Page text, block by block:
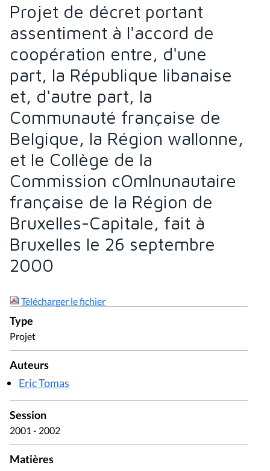
Projet de décret portant
assentiment à l'accord de
coopération entre, d'une
part, la République libanaise
et, d'autre part, la
Communauté française de
Belgique, la Région wallonne,
et le Collège de la
Commission cOmlnunautaire
française de la Région de
Bruxelles-Capitale, fait à
Bruxelles le 26 septembre
2000
Télécharger le fichier
Type
Projet
Auteurs
Eric Tomas
Session
2001 - 2002
Matières